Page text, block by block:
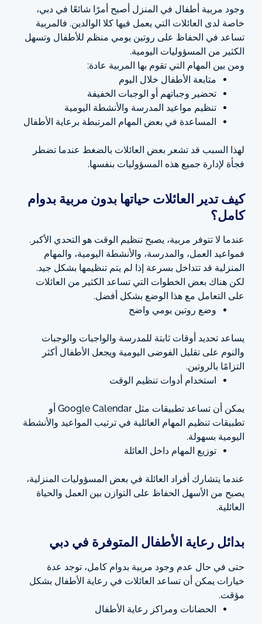
وجود مربية أطفال في المنزل أصبح أمرًا شائعًا في دبي،
خاصة لدى العائلات التي يعمل فيها كلا الوالدين. فالمربية
تساعد في الحفاظ على روتين يومي منظم للأطفال وتسهل
الكثير من المسؤوليات اليومية.
ومن بين المهام التي تقوم بها المربية عادة:
متابعة الأطفال خلال اليوم
تحضير وجباتهم أو الوجبات الخفيفة
تنظيم مواعيد المدرسة والأنشطة اليومية
المساعدة في بعض المهام المرتبطة برعاية الأطفال
لهذا السبب قد تشعر بعض العائلات بالضغط عندما تضطر
فجأة لإدارة جميع هذه المسؤوليات بنفسها.
كيف تدير العائلات حياتها بدون مربية بدوام
كامل؟
عندما لا تتوفر مربية، يصبح تنظيم الوقت هو التحدي الأكبر.
فمواعيد العمل، والمدرسة، والأنشطة اليومية، والمهام
المنزلية قد تتداخل بسرعة إذا لم يتم تنظيمها بشكل جيد.
لكن هناك بعض الخطوات التي تساعد الكثير من العائلات
على التعامل مع هذا الوضع بشكل أفضل.
وضع روتين يومي واضح
يساعد تحديد أوقات ثابتة للمدرسة والواجبات والوجبات
والنوم على تقليل الفوضى اليومية ويجعل الأطفال أكثر
التزامًا بالروتين.
استخدام أدوات تنظيم الوقت
يمكن أن تساعد تطبيقات مثل Google Calendar أو
تطبيقات تنظيم المهام العائلية في ترتيب المواعيد والأنشطة
اليومية بسهولة.
توزيع المهام داخل العائلة
عندما يتشارك أفراد العائلة في بعض المسؤوليات المنزلية،
يصبح من الأسهل الحفاظ على التوازن بين العمل والحياة
العائلية.
بدائل رعاية الأطفال المتوفرة في دبي
حتى في حال عدم وجود مربية بدوام كامل، توجد عدة
خيارات يمكن أن تساعد العائلات في رعاية الأطفال بشكل
مؤقت.
الحضانات ومراكز رعاية الأطفال